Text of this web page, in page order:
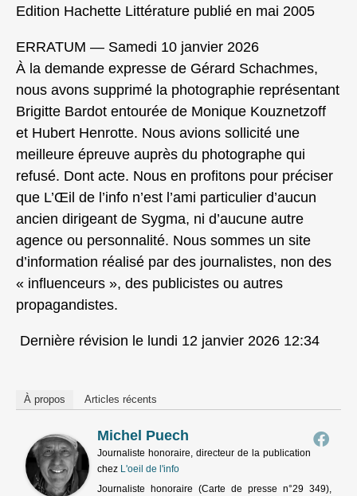
Edition Hachette Littérature publié en mai 2005
ERRATUM — Samedi 10 janvier 2026
À la demande expresse de Gérard Schachmes,
nous avons supprimé la photographie représentant
Brigitte Bardot entourée de Monique Kouznetzoff
et Hubert Henrotte. Nous avions sollicité une
meilleure épreuve auprès du photographe qui
refusé. Dont acte. Nous en profitons pour préciser
que L’Œil de l’info n’est l’ami particulier d’aucun
ancien dirigeant de Sygma, ni d’aucune autre
agence ou personnalité. Nous sommes un site
d’information réalisé par des journalistes, non des
« influenceurs », des publicistes ou autres
propagandistes.
Dernière révision le lundi 12 janvier 2026 12:34
À propos Articles récents
Michel Puech
Journaliste honoraire, directeur de la publication
chez L'oeil de l'info
Journaliste honoraire (Carte de presse n°29 349),